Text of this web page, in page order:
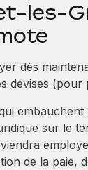
les-
dès
devises (pour
sur le
de la paie,